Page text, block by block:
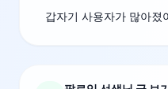
갑자기 사용자가 많아졌